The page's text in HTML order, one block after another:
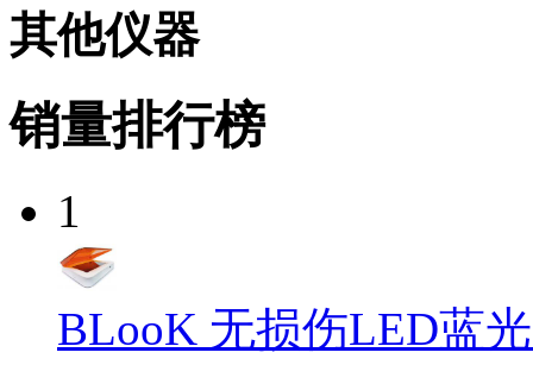
其他仪器
销量排行榜
1
BLooK 无损伤LED蓝